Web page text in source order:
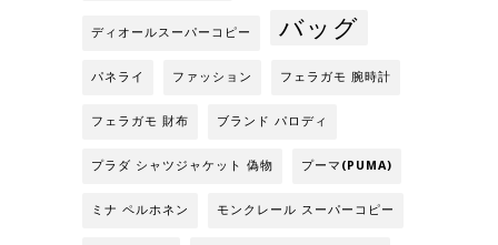
ディオールスーパーコピー バッグ
パネライ ファッション フェラガモ 腕時計
フェラガモ 財布 ブランド パロディ
プラダ シャツジャケット 偽物 プーマ(PUMA)
ミナ ペルホネン モンクレール スーパーコピー